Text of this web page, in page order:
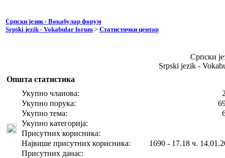
Српски језик - Вокабулар форум
Srpski jezik - Vokabular forum > Статистички центар
Српски
Srpski jezik -
Општа статистика
Укупно чланова:
Укупно порука:
Укупно тема:
Укупно категорија:
Присутних корисника:
Највише присутних корисника:
1690 - 17.18 ч.
Присутних данас: